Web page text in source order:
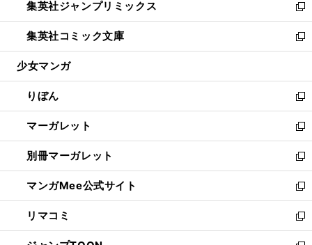
く
で
開
く
ド
ウ
で
開
ィ
ン
ド
ウ
開
く
い
ウ
ィ
ン
ウ
で
開
く
集英社ジャンプリミックス
新
し
い
ウ
ン
ド
ウ
で
開
く
集英社コミック文庫
新
し
ウ
ィ
ン
ド
ウ
で
開
く
少女マンガ
りぼん
新
し
い
ウ
ィ
ン
ド
ウ
で
開
マーガレット
新
し
い
ウ
ィ
ン
ド
ウ
別冊マーガレット
新
し
い
ウ
ィ
ン
マンガMee公式サイト
新
し
い
ウ
リマコミ
新
し